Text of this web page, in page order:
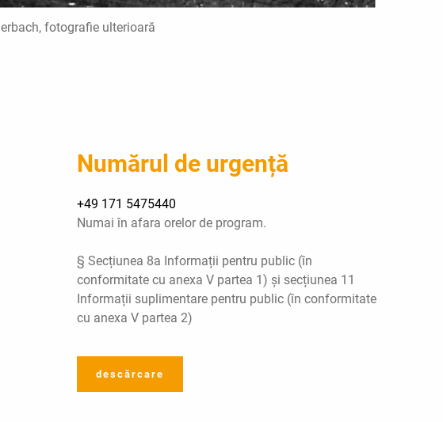
fotografie ulterioară
Numărul de urgență
+49 171 5475440
Numai în afara orelor de program.
§ Secțiunea 8a Informații pentru public (în
conformitate cu anexa V partea 1) și secțiunea 11
Informații suplimentare pentru public (în conformitate
cu anexa V partea 2)
descărcare